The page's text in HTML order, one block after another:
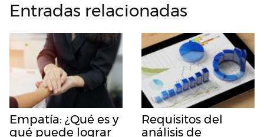
Entradas relacionadas
Empatía: ¿Qué es y
qué puede lograr
Requisitos del
análisis de